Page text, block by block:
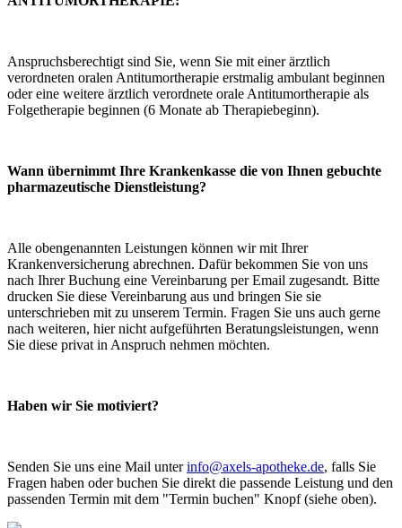
Anspruchsberechtigt sind Sie, wenn Sie mit einer ärztlich
verordneten oralen Antitumortherapie erstmalig ambulant beginnen
oder eine weitere ärztlich verordnete orale Antitumortherapie als
Folgetherapie beginnen (6 Monate ab Therapiebeginn).
Wann übernimmt Ihre Krankenkasse die von Ihnen gebuchte
pharmazeutische Dienstleistung?
Alle obengenannten Leistungen können wir mit Ihrer
Krankenversicherung abrechnen. Dafür bekommen Sie von uns
nach Ihrer Buchung eine Vereinbarung per Email zugesandt. Bitte
drucken Sie diese Vereinbarung aus und bringen Sie sie
unterschrieben mit zu unserem Termin. Fragen Sie uns auch gerne
nach weiteren, hier nicht aufgeführten Beratungsleistungen, wenn
Sie diese privat in Anspruch nehmen möchten.
Haben wir Sie motiviert?
Senden Sie uns eine Mail unterinfo@axels-apotheke.de, falls Sie
Fragen haben oder buchen Sie direkt die passende Leistung und den
passenden Termin mit dem "Termin buchen" Knopf (siehe oben).